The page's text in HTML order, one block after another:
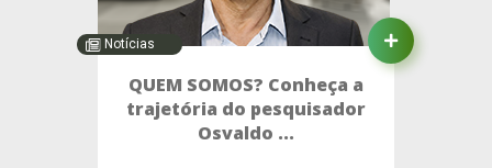
Notícias
QUEM SOMOS? Conheça a
trajetória do pesquisador
Osvaldo ...